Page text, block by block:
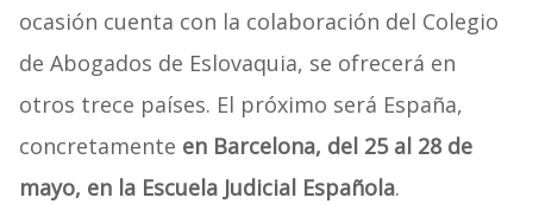
ocasión cuenta con la colaboración del Colegio
de Abogados de Eslovaquia, se ofrecerá en
otros trece países. El próximo será España,
concretamente en Barcelona, del 25 al 28 de
mayo, en la Escuela Judicial Española.